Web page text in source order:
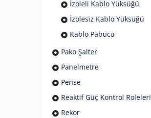
İzoleli Kablo Yüksüğü
İzolesiz Kablo Yüksüğü
Kablo Pabucu
Pako Şalter
Panelmetre
Pense
Reaktif Güç Kontrol Roleleri
Rekor